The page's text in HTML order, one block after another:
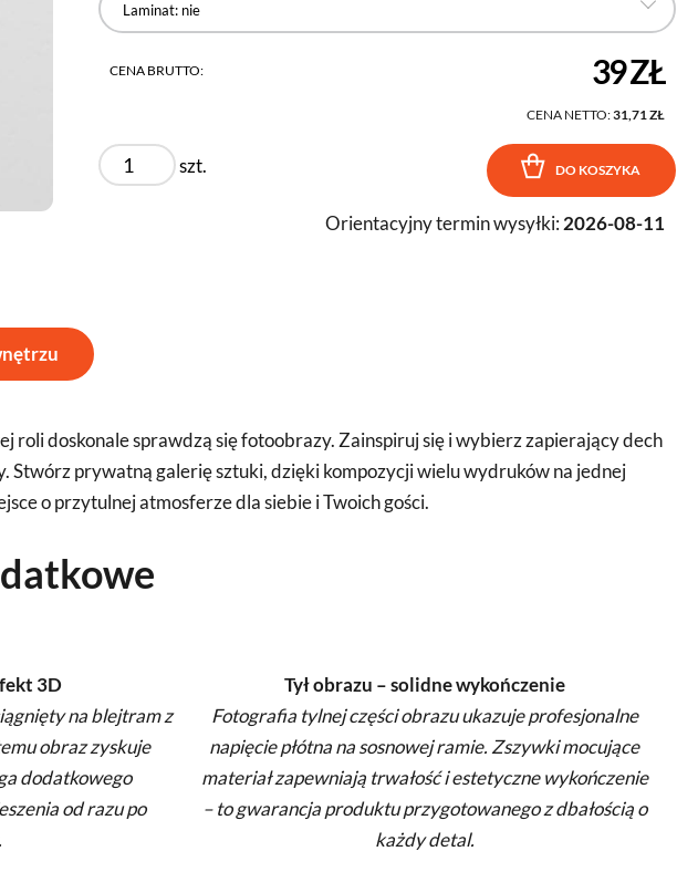
Laminat: nie
CENA BRUTTO: 39 ZŁ
CENA NETTO:31,71 ZŁ
szt. DO KOSZYKA
Orientacyjny termin wysyłki: 2026-08-11
doskonale sprawdzą się fotoobrazy. Zainspiruj się i wybierz zapierający dech
Stwórz prywatną galerię sztuki, dzięki kompozycji wielu wydruków na jednej
o przytulnej atmosferze dla siebie i Twoich gości.
3D
na blejtram z
obraz zyskuje
dodatkowego
od razu po
Tył obrazu – solidne wykończenie
Fotografia tylnej części obrazu ukazuje profesjonalne
napięcie płótna na sosnowej ramie. Zszywki mocujące
materiał zapewniają trwałość i estetyczne wykończenie
– to gwarancja produktu przygotowanego z dbałością o
każdy detal.